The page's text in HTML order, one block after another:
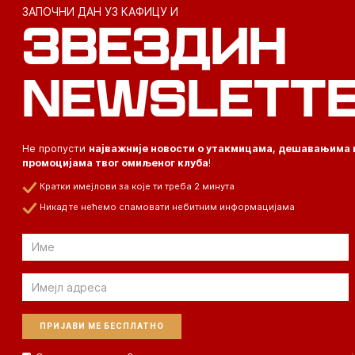
ЗАПОЧНИ ДАН УЗ КАФИЦУ И
ЗВЕЗДИН
Не пропусти најважније новости о утакмицама, дешавањима
промоцијама твог омиљеног клуба!
Кратки имејлови за које ти треба 2 минута
Никад те нећемо спамовати небитним информацијама
Email
Email